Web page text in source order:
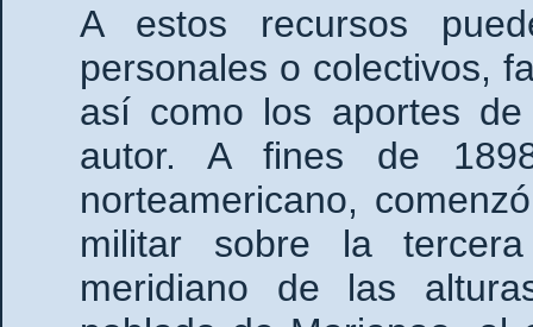
A estos recursos
personales o colectivos,
así como los aportes
autor. A fines de
norteamericano,
militar sobre la
meridiano de las